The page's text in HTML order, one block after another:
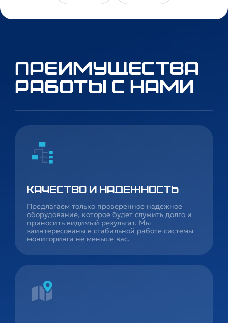
Преимущества
работы с нами
Качество и надежность
Предлагаем только проверенное надежное
оборудование, которое будет служить долго и
приносить видимый результат. Мы
заинтересованы в стабильной работе системы
мониторинга не меньше вас.